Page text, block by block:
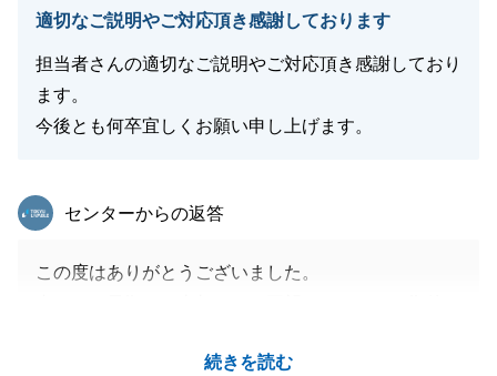
適切なご説明やご対応頂き感謝しております
担当者さんの適切なご説明やご対応頂き感謝しており
ます。
今後とも何卒宜しくお願い申し上げます。
続きを読む
東急リバブル
センターからの返答
この度はありがとうございました。
引き続き、よろしくお願いいたします。